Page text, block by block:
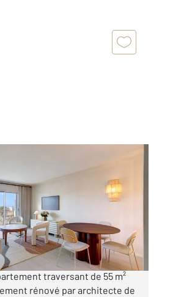
F3 à vendre
€
Basse Californie vue mer
traversant de 55 m²
rénové par architecte de